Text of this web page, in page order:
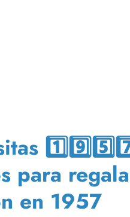
para
en 1957